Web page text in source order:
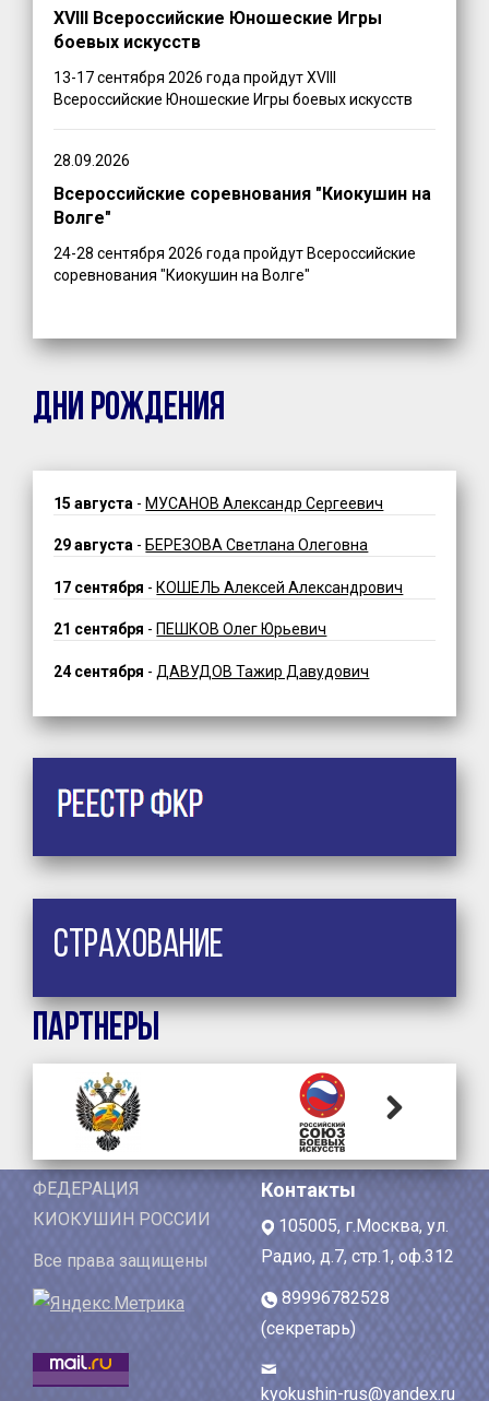
XVIII Всероссийские Юношеские Игры
боевых искусств
13-17 сентября 2026 года пройдут XVIII
Всероссийские Юношеские Игры боевых искусств
28.09.2026
Всероссийские соревнования "Киокушин на
Волге"
24-28 сентября 2026 года пройдут Всероссийские
соревнования "Киокушин на Волге"
ДНИ РОЖДЕНИЯ
15 августа - МУСАНОВ Александр Сергеевич
29 августа - БЕРЕЗОВА Светлана Олеговна
17 сентября - КОШЕЛЬ Алексей Александрович
21 сентября - ПЕШКОВ Олег Юрьевич
24 сентября - ДАВУДОВ Тажир Давудович
Страхование
Партнеры
ФЕДЕРАЦИЯ
КИОКУШИН РОССИИ
Все права защищены
Контакты
105005, г.Москва, ул.
Радио, д.7, стр.1, оф.312
89996782528
(секретарь)
kyokushin-rus@yandex.ru